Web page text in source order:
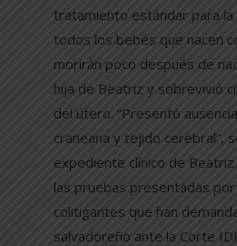
tratamiento estándar para la
todos los bebés que nacen
morirán poco después de
hija de Beatriz y sobrevivió
del útero. “Presentó
craneana y tejido cerebral”,
expediente clínico de
las pruebas presentadas
colitigantes que han
salvadoreño ante la Corte